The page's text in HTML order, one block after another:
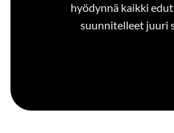
hyödynnä kaikki
suunnitelleet juuri